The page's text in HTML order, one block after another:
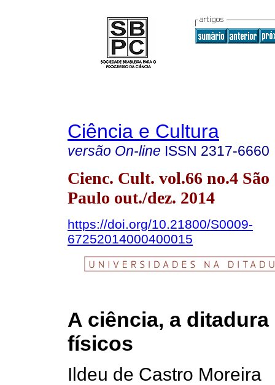
Ciência e Cultura
versão On-line ISSN 2317-6660
Cienc. Cult. vol.66 no.4 São
Paulo out./dez. 2014
https://doi.org/10.21800/S0009-
67252014000400015
A ciência, a ditadura
físicos
Ildeu de Castro Moreira